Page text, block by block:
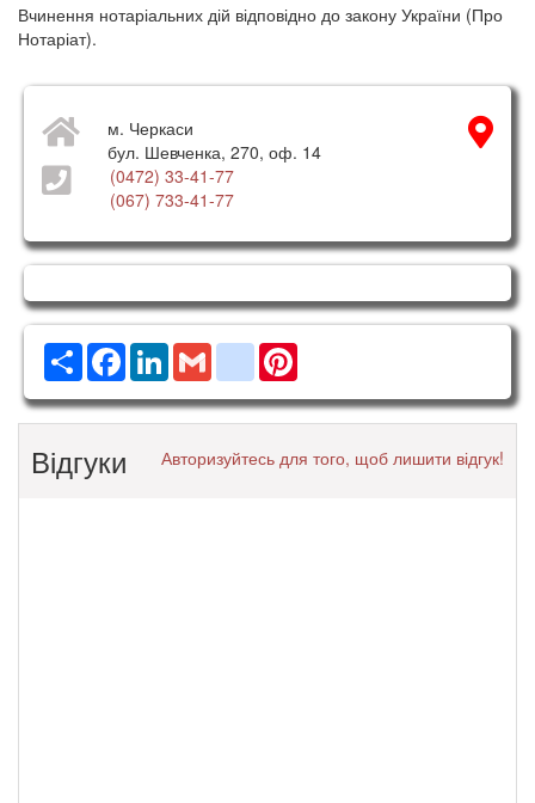
Вчинення нотаріальних дій відповідно до закону України (Про
Нотаріат).
м. Черкаси
бул. Шевченка, 270, оф. 14
(0472) 33-41-77
(067) 733-41-77
РесурсFacebook
LinkedInGmail google_bookmarks
Відгуки Авторизуйтесь для того, щоб лишити відгук!